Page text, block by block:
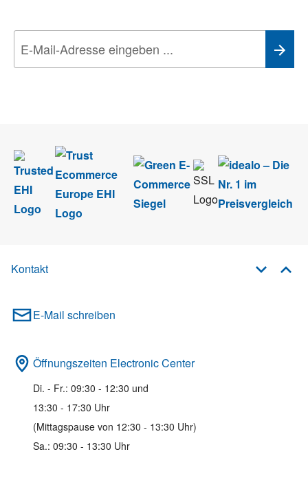
Kontakt
E-Mail schreiben
Öffnungszeiten Electronic Center
Di. - Fr.: 09:30 - 12:30 und
13:30 - 17:30 Uhr
(Mittagspause von 12:30 - 13:30 Uhr)
Sa.: 09:30 - 13:30 Uhr